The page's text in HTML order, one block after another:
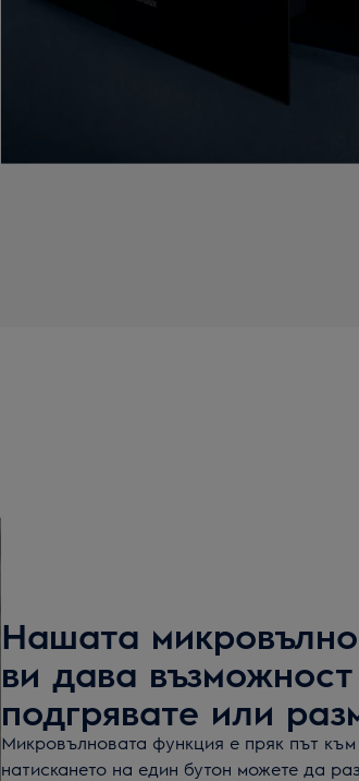
Нашата
ви дава
подгрявате или
Микровълновата функция е пряк път
натискането на един бутон можете да